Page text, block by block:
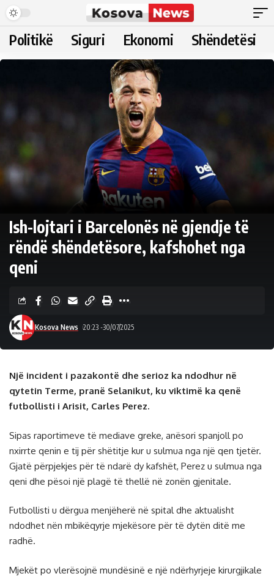
Politikë Siguri Ekonomi Shëndetësi
Ish-lojtari i Barcelonës në gjendje të
rëndë shëndetësore, kafshohet nga
qeni
Kosova News 20:23 -30/07/2025
Një incident i pazakontë dhe serioz ka ndodhur në
qytetin Terme, pranë Selanikut, ku viktimë ka qenë
futbollisti i Arisit, Carles Perez.
Sipas raportimeve të mediave greke, anësori spanjoll po
nxirrte qenin e tij për shëtitje kur u sulmua nga një qen tjetër.
Gjatë përpjekjes për të ndarë dy kafshët, Perez u sulmua nga
qeni dhe pësoi një plagë të thellë në zonën gjenitale.
Futbollisti u dërgua menjëherë në spital dhe aktualisht
ndodhet nën mbikëqyrje mjekësore për të dytën ditë me
radhë.
Mjekët po vlerësojnë mundësinë e një ndërhyrjeje kirurgjikale